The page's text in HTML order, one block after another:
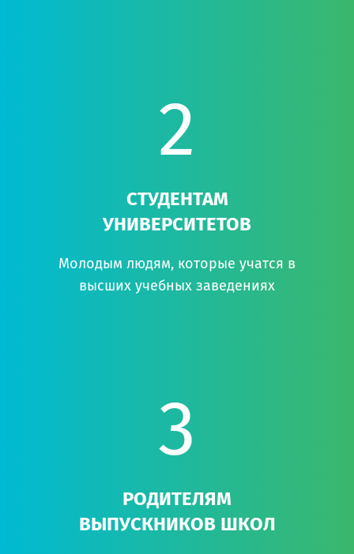
2
СТУДЕНТАМ
УНИВЕРСИТЕТОВ
Молодым людям, которые учатся в
высших учебных заведениях
3
РОДИТЕЛЯМ
ВЫПУСКНИКОВ ШКОЛ